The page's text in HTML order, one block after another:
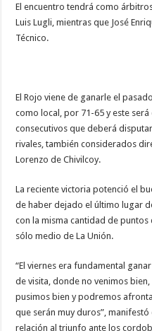
El encuentro tendrá como
Luis Lugli, mientras que José
Técnico.
El Rojo viene de ganarle el
como local, por 71-65 y este
consecutivos que deberá
rivales, también considerados
Lorenzo de Chivilcoy.
La reciente victoria potenció el
de haber dejado el último lugar
con la misma cantidad de puntos
sólo medio de La Unión.
“El viernes era fundamental
de visita, donde no venimos
pusimos bien y podremos
que serán muy duros”,
relación al triunfo ante los